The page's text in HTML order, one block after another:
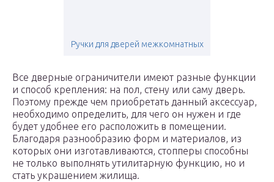
Ручки для дверей межкомнатных
Все дверные ограничители имеют разные функции
и способ крепления: на пол, стену или саму дверь.
Поэтому прежде чем приобретать данный аксессуар,
необходимо определить, для чего он нужен и где
будет удобнее его расположить в помещении.
Благодаря разнообразию форм и материалов, из
которых они изготавливаются, стопперы способны
не только выполнять утилитарную функцию, но и
стать украшением жилища.